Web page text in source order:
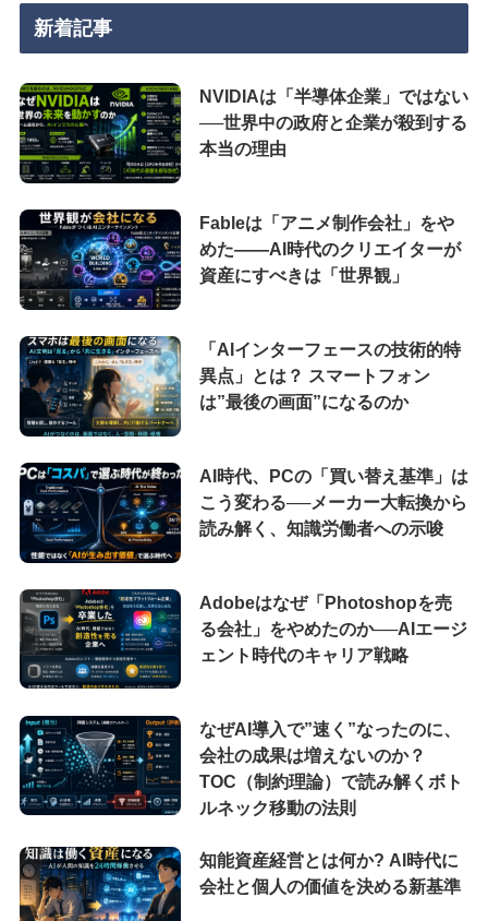
新着記事
NVIDIAは「半導体企業」ではない
──世界中の政府と企業が殺到する
本当の理由
Fableは「アニメ制作会社」をや
めた――AI時代のクリエイターが
資産にすべきは「世界観」
「AIインターフェースの技術的特
異点」とは？ スマートフォン
は”最後の画面”になるのか
AI時代、PCの「買い替え基準」は
こう変わる──メーカー大転換から
読み解く、知識労働者への示唆
Adobeはなぜ「Photoshopを売
る会社」をやめたのか──AIエージ
ェント時代のキャリア戦略
なぜAI導入で”速く”なったのに、
会社の成果は増えないのか？
TOC（制約理論）で読み解くボト
ルネック移動の法則
知能資産経営とは何か? AI時代に
会社と個人の価値を決める新基準